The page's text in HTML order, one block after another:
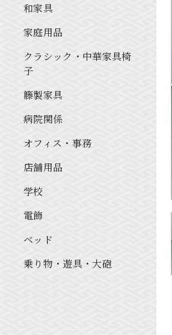
和家具
家庭用品
クラシック・中華家具椅
子
籐製家具
病院関係
オフィス・事務
店舗用品
学校
電飾
ベッド
乗り物・遊具・大砲